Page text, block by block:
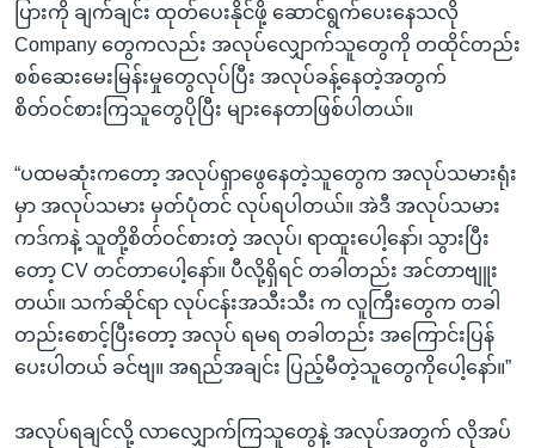
ပြားကို ချက်ချင်း ထုတ်ပေးနိုင်ဖို့ ဆောင်ရွက်ပေးနေသလို
Company တွေကလည်း အလုပ်လျှောက်သူတွေကို တထိုင်တည်း
စစ်ဆေးမေးမြန်းမှုတွေလုပ်ပြီး အလုပ်ခန့်နေတဲ့အတွက်
စိတ်ဝင်စားကြသူတွေပိုပြီး များနေတာဖြစ်ပါတယ်။
“ပထမဆုံးကတော့ အလုပ်ရှာဖွေနေတဲ့သူတွေက အလုပ်သမားရုံး
မှာ အလုပ်သမား မှတ်ပုံတင် လုပ်ရပါတယ်။ အဲဒီ အလုပ်သမား
ကဒ်ကနဲ့ သူတို့စိတ်ဝင်စားတဲ့ အလုပ်၊ ရာထူးပေါ့နော်၊ သွားပြီး
တော့ CV တင်တာပေါ့နော်။ ပီလို့ရှိရင် တခါတည်း အင်တာဗျူး
တယ်။ သက်ဆိုင်ရာ လုပ်ငန်းအသီးသီး က လူကြီးတွေက တခါ
တည်းစောင့်ပြီးတော့ အလုပ် ရမရ တခါတည်း အကြောင်းပြန်
ပေးပါတယ် ခင်ဗျ။ အရည်အချင်း ပြည့်မီတဲ့သူတွေကိုပေါ့နော်။”
အလုပ်ရချင်လို့ လာလျှောက်ကြသူတွေနဲ့ အလုပ်အတွက် လိုအပ်